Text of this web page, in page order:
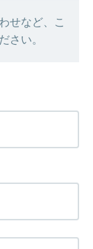
せなど、こ
さい。